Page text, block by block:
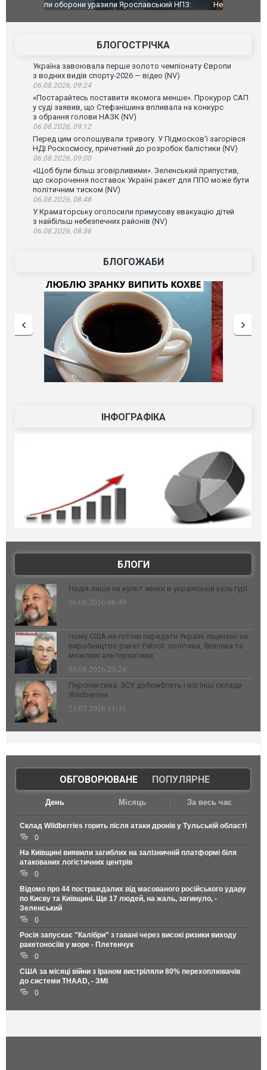
Неймар влаштував конфлікт після перемоги
Мудрик
БЛОГОСТРІЧКА
Україна завоювала перше золото чемпіонату Європи
з водних видів спорту-2026 — відео (NV)
06.08.2026, 09:24
«Постарайтесь поставити якомога менше». Прокурор САП
у суді заявив, що Стефанішина впливала на конкурс
з обрання голови НАЗК (NV)
06.08.2026, 09:12
Перед цим оголошували тривогу. У Підмосков'ї загорівся
НДІ Роскосмосу, причетний до розробок балістики (NV)
06.08.2026, 09:00
«Щоб були більш зговірливими». Зеленський припустив,
що скорочення поставок Україні ракет для ППО може бути
політичним тиском (NV)
06.08.2026, 08:48
У Краматорську оголосили примусову евакуацію дітей
з найбільш небезпечних районів (NV)
06.08.2026, 08:36
БЛОГОЖАБИ
ІНФОГРАФІКА
БЛОГИ
Надія лише на культ жінки в українській культурі
06.08.2026 08:49
Чому США не готові передати Україні ліцензію на
виробництво ракет Patriot: політика, безпека та
можливі альтернативи
03.08.2026 20:24
Перспектива: ЗСУ добомблять і всі інші склади
Wildberries
23.07.2026 11:31
ОБГОВОРЮВАНЕ| ПОПУЛЯРНЕ
День Місяць За весь час
Склад Wildberries горить після атаки дронів у Тульській області
0
На Київщині виявили загиблих на залізничній платформі біля
атакованих логістичних центрів
0
Відомо про 44 постраждалих від масованого російського удару
по Києву та Київщині. Ще 17 людей, на жаль, загинуло, -
Зеленський
0
Росія запускає "Калібри" з гавані через високі ризики виходу
ракетоносіїв у море - Плетенчук
0
США за місяці війни з Іраном вистріляли 80% перехоплювачів
до системи THAAD, - ЗМІ
0